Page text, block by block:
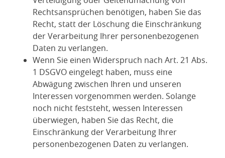
Rechtsansprüchen benötigen, haben Sie das
Recht, statt der Löschung die Einschränkung
der Verarbeitung Ihrer personenbezogenen
Daten zu verlangen.
Wenn Sie einen Widerspruch nach Art. 21 Abs.
1 DSGVO eingelegt haben, muss eine
Abwägung zwischen Ihren und unseren
Interessen vorgenommen werden. Solange
noch nicht feststeht, wessen Interessen
überwiegen, haben Sie das Recht, die
Einschränkung der Verarbeitung Ihrer
personenbezogenen Daten zu verlangen.